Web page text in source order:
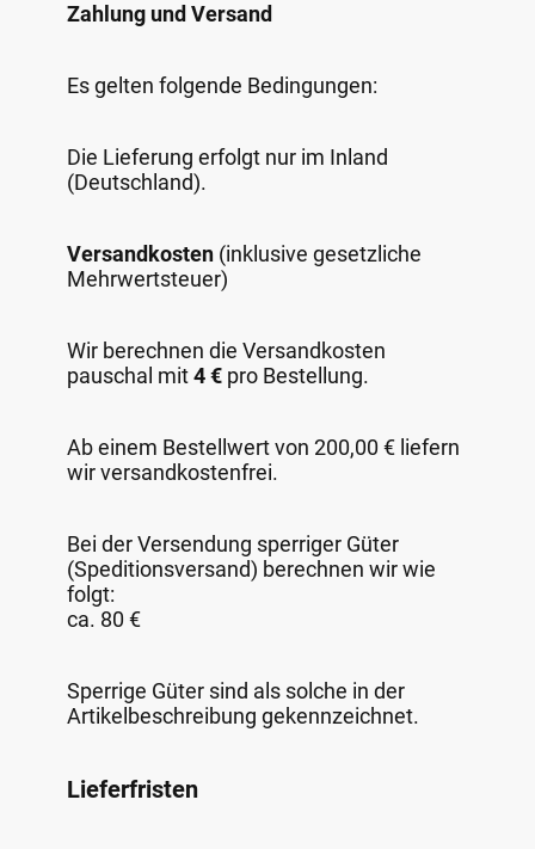
Zahlung und Versand
Es gelten folgende Bedingungen:
Die Lieferung erfolgt nur im Inland
(Deutschland).
Versandkosten (inklusive gesetzliche
Mehrwertsteuer)
Wir berechnen die Versandkosten
pauschal mit4 € pro Bestellung.
Ab einem Bestellwert von 200,00 € liefern
wir versandkostenfrei.
Bei der Versendung sperriger Güter
(Speditionsversand) berechnen wir wie
folgt:
ca. 80 €
Sperrige Güter sind als solche in der
Artikelbeschreibung gekennzeichnet.
Lieferfristen